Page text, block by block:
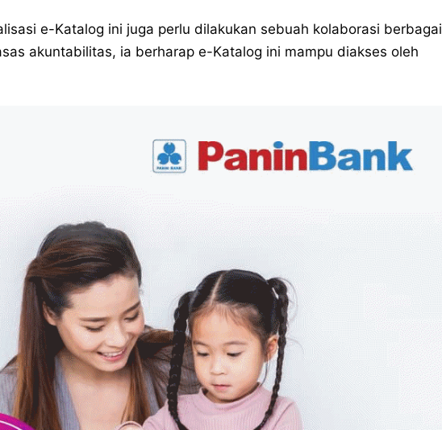
e-Katalog ini juga perlu dilakukan sebuah kolaborasi berbagai
akuntabilitas, ia berharap e-Katalog ini mampu diakses oleh